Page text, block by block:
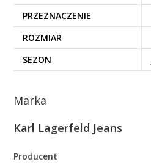
PRZEZNACZENIE
ROZMIAR
SEZON
Marka
Karl Lagerfeld Jeans
Producent